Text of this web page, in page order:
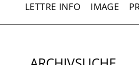
LETTRE INFO IMAGE